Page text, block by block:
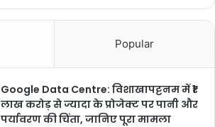
Popular
Google Data Centre: विशाखापट्टनम में ₹1
लाख करोड़ से ज्यादा के प्रोजेक्ट पर पानी और
पर्यावरण की चिंता, जानिए पूरा मामला